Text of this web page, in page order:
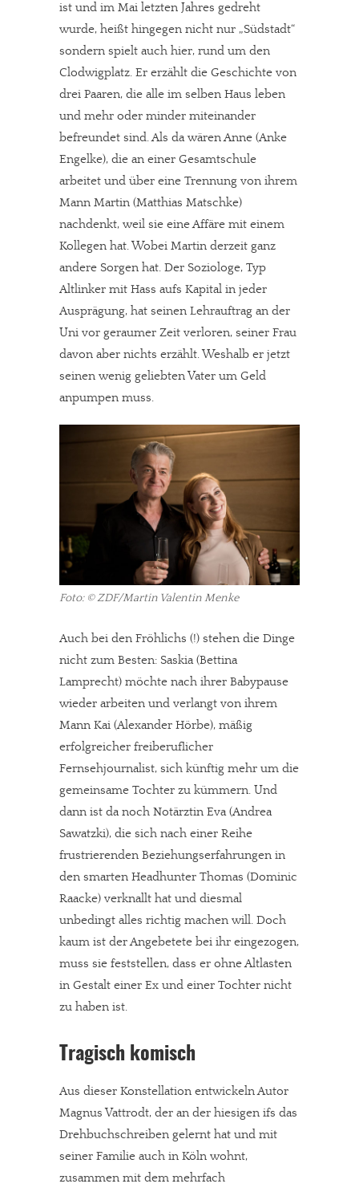
ist und im Mai letzten Jahres gedreht
wurde, heißt hingegen nicht nur „Südstadt“
sondern spielt auch hier, rund um den
Clodwigplatz. Er erzählt die Geschichte von
drei Paaren, die alle im selben Haus leben
und mehr oder minder miteinander
befreundet sind. Als da wären Anne (Anke
Engelke), die an einer Gesamtschule
arbeitet und über eine Trennung von ihrem
Mann Martin (Matthias Matschke)
nachdenkt, weil sie eine Affäre mit einem
Kollegen hat. Wobei Martin derzeit ganz
andere Sorgen hat. Der Soziologe, Typ
Altlinker mit Hass aufs Kapital in jeder
Ausprägung, hat seinen Lehrauftrag an der
Uni vor geraumer Zeit verloren, seiner Frau
davon aber nichts erzählt. Weshalb er jetzt
seinen wenig geliebten Vater um Geld
anpumpen muss.
Foto: © ZDF/Martin Valentin Menke
Auch bei den Fröhlichs (!) stehen die Dinge
nicht zum Besten: Saskia (Bettina
Lamprecht) möchte nach ihrer Babypause
wieder arbeiten und verlangt von ihrem
Mann Kai (Alexander Hörbe), mäßig
erfolgreicher freiberuflicher
Fernsehjournalist, sich künftig mehr um die
gemeinsame Tochter zu kümmern. Und
dann ist da noch Notärztin Eva (Andrea
Sawatzki), die sich nach einer Reihe
frustrierenden Beziehungserfahrungen in
den smarten Headhunter Thomas (Dominic
Raacke) verknallt hat und diesmal
unbedingt alles richtig machen will. Doch
kaum ist der Angebetete bei ihr eingezogen,
muss sie feststellen, dass er ohne Altlasten
in Gestalt einer Ex und einer Tochter nicht
zu haben ist.
Tragisch komisch
Aus dieser Konstellation entwickeln Autor
Magnus Vattrodt, der an der hiesigen ifs das
Drehbuchschreiben gelernt hat und mit
seiner Familie auch in Köln wohnt,
zusammen mit dem mehrfach